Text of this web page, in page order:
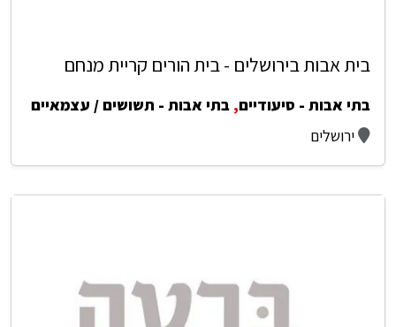
בית אבות בירושלים - בית הורים קריית מנחם
בתי אבות - סיעודיים, בתי אבות - תשושים / עצמאיים
ירושלים